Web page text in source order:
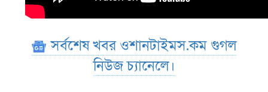
সর্বশেষ খবর ওশানটাইমস.কম গুগল
নিউজ চ্যানেলে।